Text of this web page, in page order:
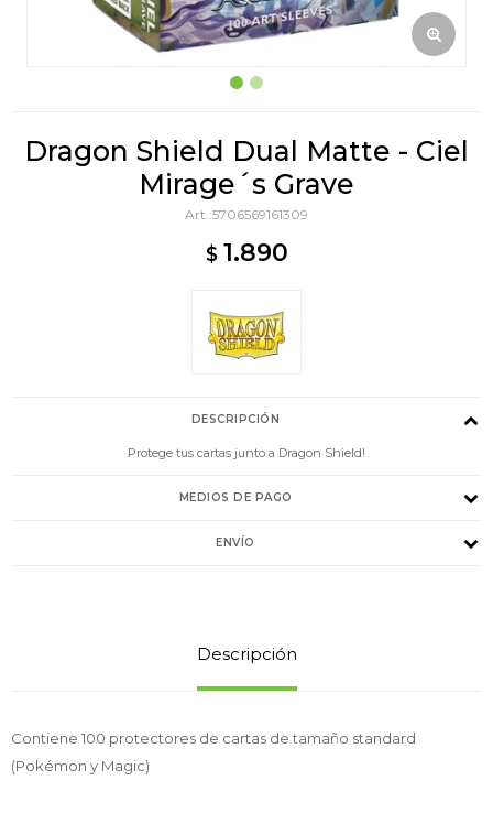
Dragon Shield Dual Matte - Ciel
Mirage´s Grave
5706569161309
$ 1.890
DESCRIPCIÓN
Protege tus cartas junto a Dragon Shield!
MEDIOS DE PAGO
ENVÍO
Descripción
Contiene 100 protectores de cartas de tamaño standard
(Pokémon y Magic)